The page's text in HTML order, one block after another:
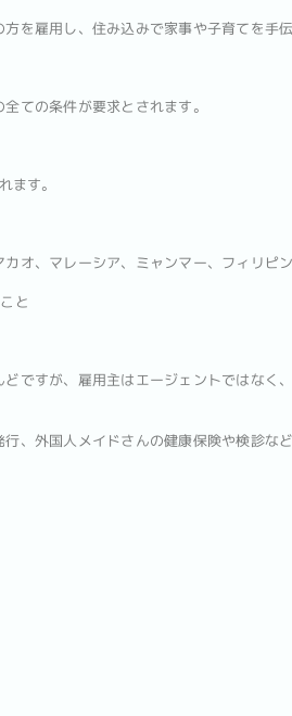
を雇用し、住み込みで家事や子育てを手
ての条件が要求とされます。
ます。
オ、マレーシア、ミャンマー、フィリピ
と
ですが、雇用主はエージェントではなく
、外国人メイドさんの健康保険や検診な